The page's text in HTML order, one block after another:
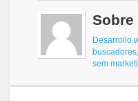
Sobre
Desarrollo
buscadores,
sem